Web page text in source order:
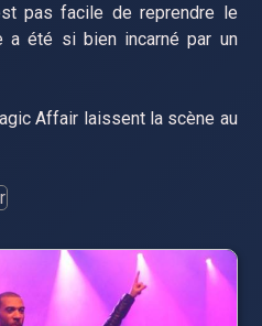
pas facile de reprendre le
a été si bien incarné par un
Affair laissent la scène au